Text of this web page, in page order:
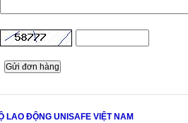
LAO ĐỘNG UNISAFE VIỆT NAM